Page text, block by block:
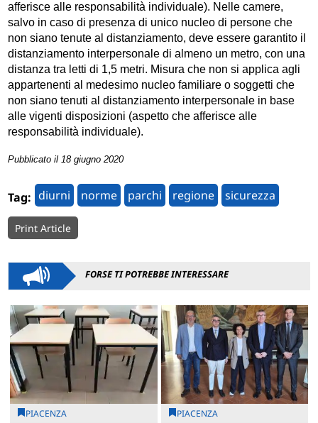
afferisce alle responsabilità individuale). Nelle camere,
salvo in caso di presenza di unico nucleo di persone che
non siano tenute al distanziamento, deve essere garantito il
distanziamento interpersonale di almeno un metro, con una
distanza tra letti di 1,5 metri. Misura che non si applica agli
appartenenti al medesimo nucleo familiare o soggetti che
non siano tenuti al distanziamento interpersonale in base
alle vigenti disposizioni (aspetto che afferisce alle
responsabilità individuale).
Pubblicato il 18 giugno 2020
Tag: diurni norme parchi regione sicurezza
Print Article
FORSE TI POTREBBE INTERESSARE
PIACENZA PIACENZA